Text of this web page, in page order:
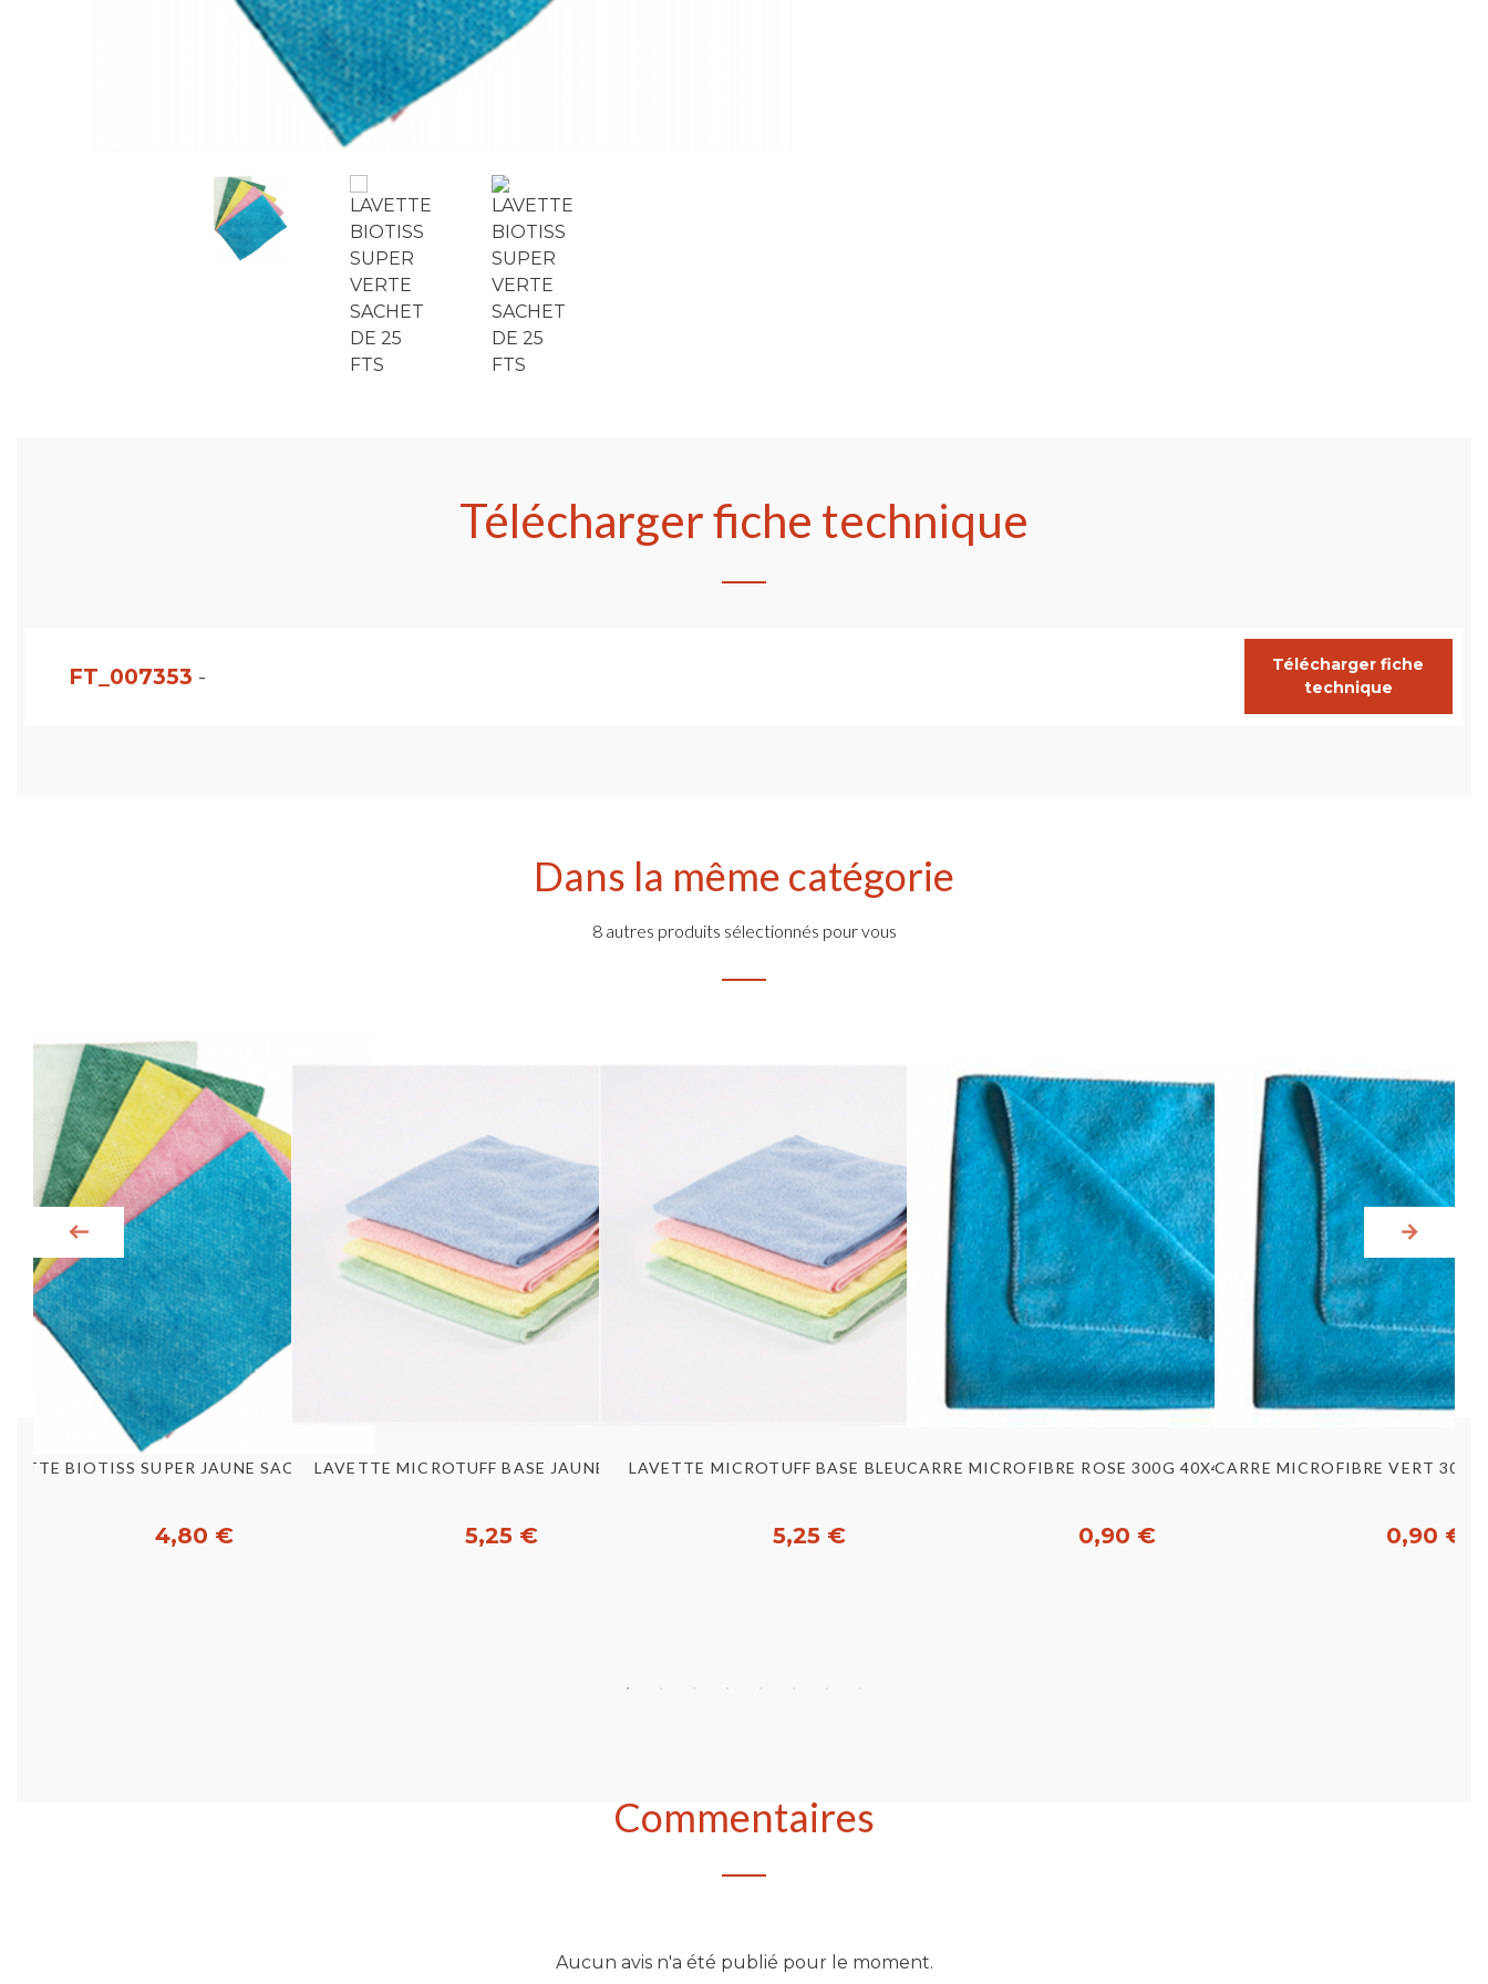
Télécharger fiche technique
FT_007353 -
Télécharger fiche
technique
Dans la même catégorie
8 autres produits sélectionnés pour vous
Aperçu rapide LAVETTE BIOTISS SUPER JAUNE SACHET DE 25 FTS
4,80 €
Aperçu rapide
LAVETTE MICROTUFF BASE JAUNE 36X36CM
5,25 €
Aperçu rapide
LAVETTE MICROTUFF BASE BLEU 36X36CM
5,25 €
Aperçu rapide CARRE MICROFIBRE ROSE 300G 40X40CM SACHET DE 5
0,90 €
Aperçu rapide
0,90 €
Commentaires
Aucun avis n'a été publié pour le moment.